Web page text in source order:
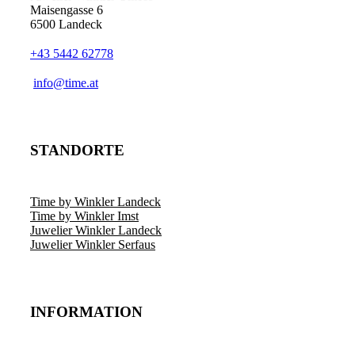
Maisengasse 6
6500 Landeck
+43 5442 62778
info@time.at
STANDORTE
Time by Winkler Landeck
Time by Winkler Imst
Juwelier Winkler Landeck
Juwelier Winkler Serfaus
INFORMATION